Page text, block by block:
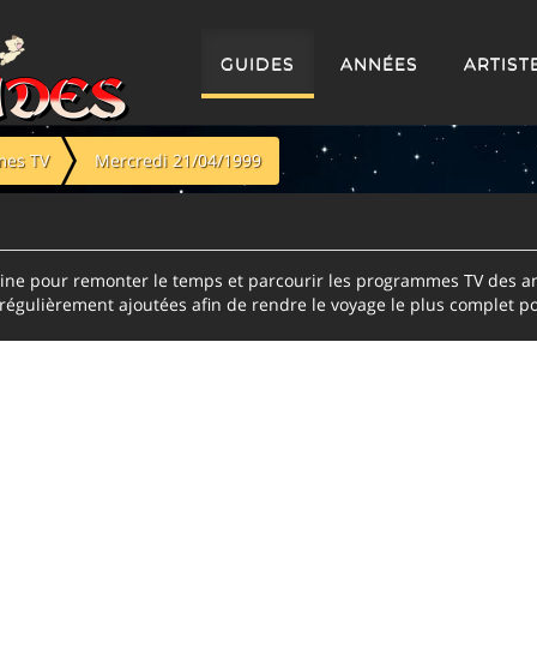
GUIDES ANNÉES
TV Mercredi 21/04/1999
pour remonter le temps et parcourir les programmes TV des
ajoutées afin de rendre le voyage le plus complet